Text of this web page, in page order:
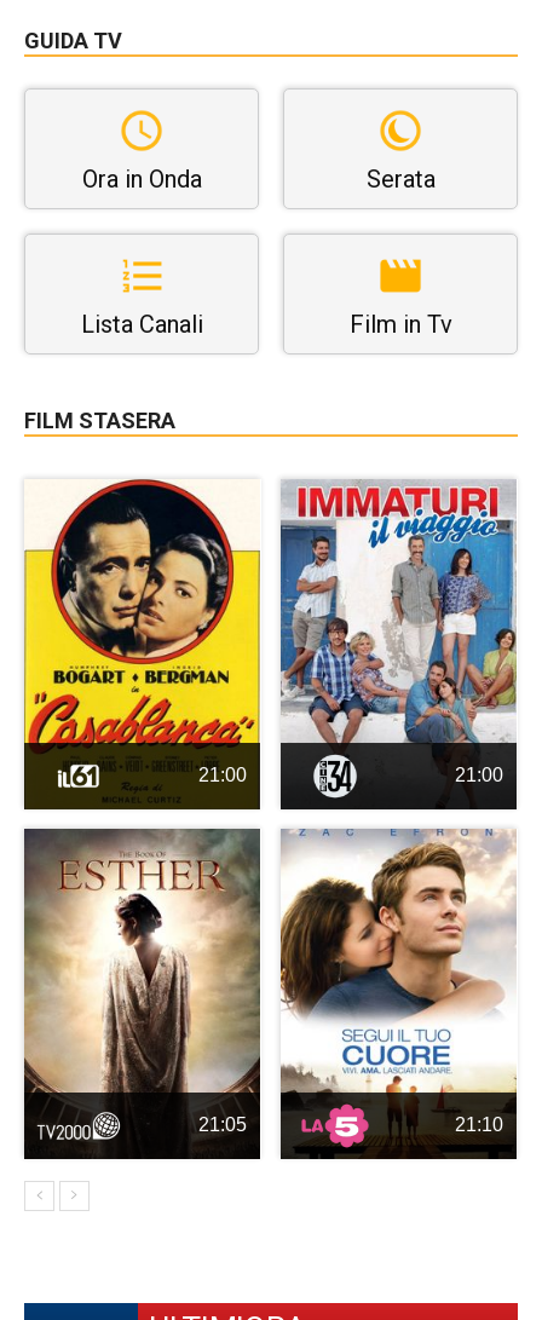
GUIDA TV
Ora in Onda Serata
Lista Canali Film in Tv
FILM STASERA
21:00 21:00
21:05 21:10